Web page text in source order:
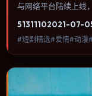
与网络平台陆续上线
节奏与视听语言统一
51311102021-07-
#短剧精选#爱情#动漫#